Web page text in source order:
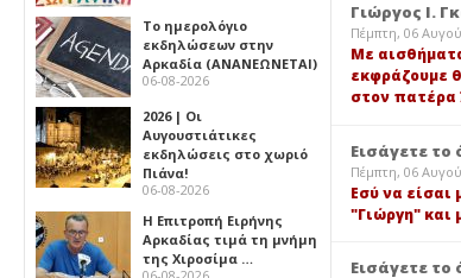
Το ημερολόγιο
εκδηλώσεων στην
Αρκαδία (ΑΝΑΝΕΩΝΕΤΑΙ)
06-08-2026
2026 | Οι
Αυγουστιάτικες
εκδηλώσεις στο χωριό
Πιάνα!
06-08-2026
Η Επιτροπή Ειρήνης
Αρκαδίας τιμά τη μνήμη
της Χιροσίμα …
Γιώργος Ι.
Πέμπτη, 06
Με
εκφράζουμε
στον
Εισάγετε
Πέμπτη, 06
Εσύ να είσαι
"Γιώργη" και
Εισάγετε